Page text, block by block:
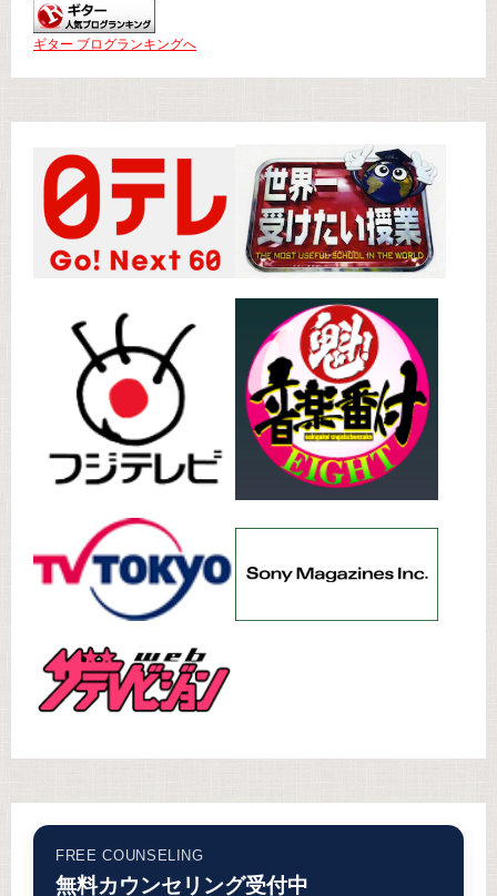
ギター ブログランキングへ
FREE COUNSELING
無料カウンセリング受付中